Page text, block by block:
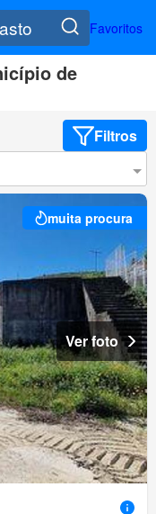
Favoritos
de
Filtros
muita procura
Ver foto